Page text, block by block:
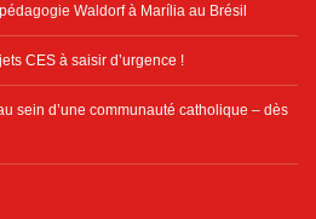
Waldorf à Marília au Brésil
CES à saisir d’urgence !
sein d’une communauté catholique – dès